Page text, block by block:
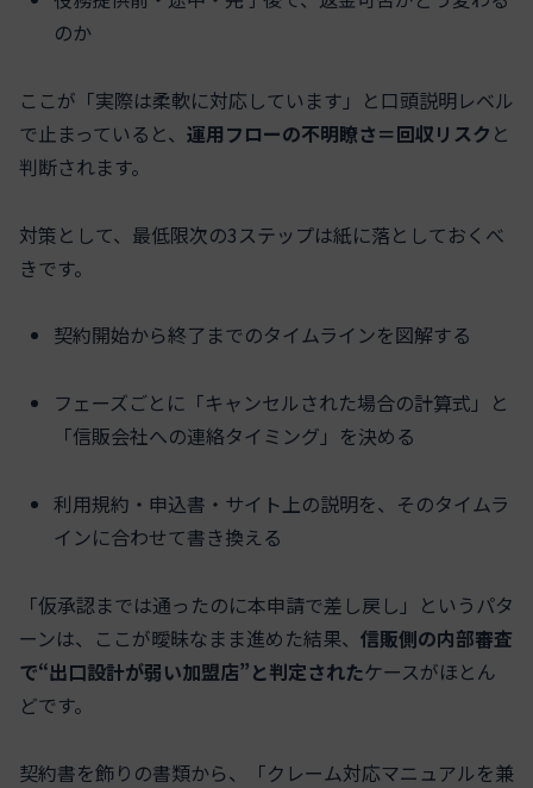
のか
ここが「実際は柔軟に対応しています」と口頭説明レベル
で止まっていると、 運用フローの不明瞭さ＝回収リスク と
判断されます。
対策として、最低限次の3ステップは紙に落としておくべ
きです。
契約開始から終了までのタイムラインを図解する
フェーズごとに「キャンセルされた場合の計算式」と
「信販会社への連絡タイミング」を決める
利用規約・申込書・サイト上の説明を、そのタイムラ
インに合わせて書き換える
「仮承認までは通ったのに本申請で差し戻し」というパタ
ーンは、ここが曖昧なまま進めた結果、 信販側の内部審査
で“出口設計が弱い加盟店”と判定されたケースがほとん
どです。
契約書を飾りの書類から、「クレーム対応マニュアルを兼